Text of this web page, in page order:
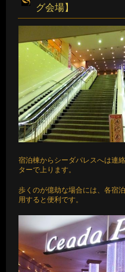
グ会場】
宿泊棟からシーダパレスへは連
ターで上ります。
歩くのが億劫な場合には、各宿
用すると便利です。